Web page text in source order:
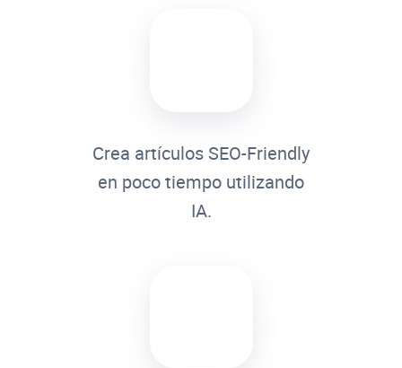
Crea artículos SEO-Friendly
en poco tiempo utilizando
IA.